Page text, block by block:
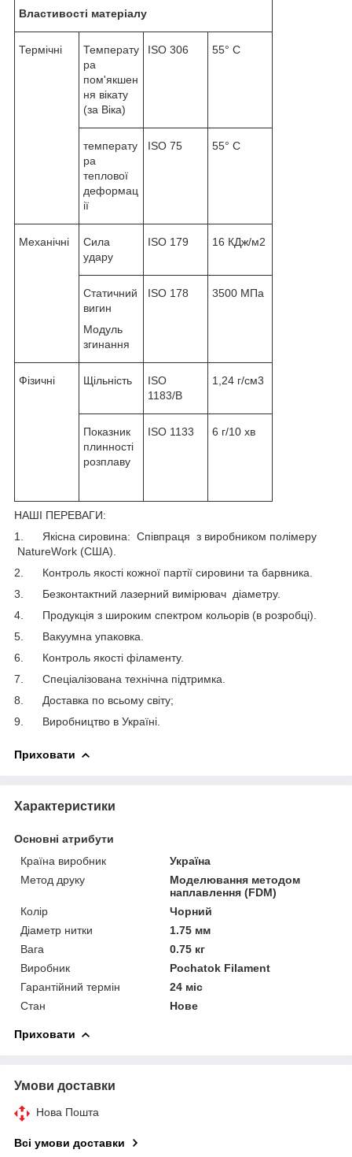
Властивості матеріалу
Термічні
Температу
ра
пом'якшен
ня вікату
(за Віка)
ISO 306 55° C
температу
ра
теплової
деформац
ії
ISO 75 55° C
Механічні
Сила
удару
ISO 179 16 КДж/м2
Статичний
вигин
Модуль
згинання
ISO 178 3500 МПа
Фізичні Щільність
ISO
1183/B
1,24 г/см3
Показник
плинності
розплаву
ISO 1133 6 г/10 хв
НАШІ ПЕРЕВАГИ:
1. Якісна сировина: Співпраця з виробником полімеру
NatureWork (США).
2. Контроль якості кожної партії сировини та барвника.
3. Безконтактний лазерний вимірювач діаметру.
4. Продукція з широким спектром кольорів (в розробці).
5. Вакуумна упаковка.
6. Контроль якості філаменту.
7. Спеціалізована технічна підтримка.
8. Доставка по всьому світу;
9. Виробництво в Україні.
Приховати
Характеристики
Основні атрибути
Країна виробник
Україна
Метод друку
Моделювання методом
наплавлення (FDM)
Колір
Чорний
Діаметр нитки
1.75 мм
Вага
0.75 кг
Виробник
Pochatok Filament
Гарантійний термін
24 міс
Стан
Нове
Приховати
Умови доставки
Нова Пошта
Всі умови доставки